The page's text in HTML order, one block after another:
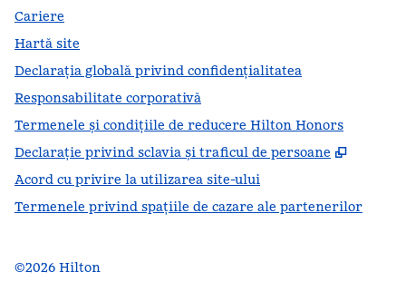
Cariere
Hartă site
Declarația globală privind confidenţialitatea
Responsabilitate corporativă
Termenele și condițiile de reducere Hilton Honors
Declarație privind sclavia și traficul de persoane
,
Acord cu privire la utilizarea site-ului
Termenele privind spațiile de cazare ale partenerilor
©2026 Hilton